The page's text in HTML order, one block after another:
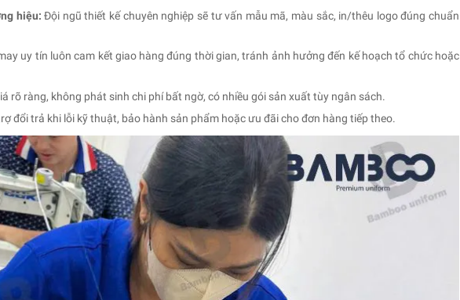
hiệu: Đội ngũ thiết kế chuyên nghiệp sẽ tư vấn mẫu mã, màu sắc, in/thêu logo đúng chuẩn
uy tín luôn cam kết giao hàng đúng thời gian, tránh ảnh hưởng đến kế hoạch tổ chức hoặc
rõ ràng, không phát sinh chi phí bất ngờ, có nhiều gói sản xuất tùy ngân sách.
đổi trả khi lỗi kỹ thuật, bảo hành sản phẩm hoặc ưu đãi cho đơn hàng tiếp theo.